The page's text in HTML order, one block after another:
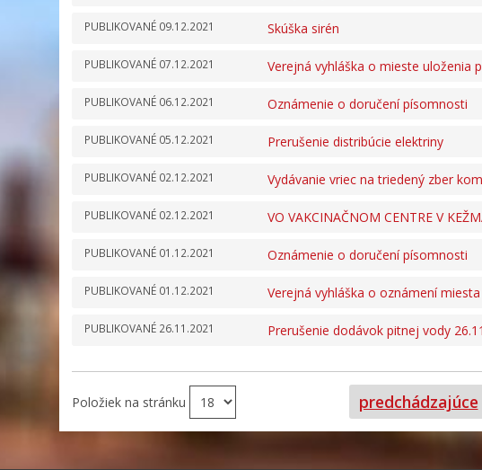
PUBLIKOVANÉ 09.12.2021 Skúška sirén
PUBLIKOVANÉ 07.12.2021 Verejná vyhláška o mieste uloženia
PUBLIKOVANÉ 06.12.2021 Oznámenie o doručení písomnosti
PUBLIKOVANÉ 05.12.2021 Prerušenie distribúcie elektriny
PUBLIKOVANÉ 02.12.2021 Vydávanie vriec na triedený zber
PUBLIKOVANÉ 02.12.2021 VO VAKCINAČNOM CENTRE V
PUBLIKOVANÉ 01.12.2021 Oznámenie o doručení písomnosti
PUBLIKOVANÉ 01.12.2021 Verejná vyhláška o oznámení
PUBLIKOVANÉ 26.11.2021 Prerušenie dodávok pitnej vody
Položiek na stránku predchádzajúce